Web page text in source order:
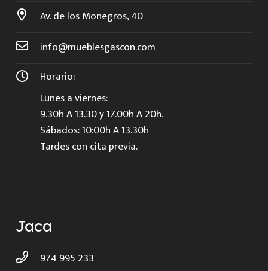
Av. de los Monegros, 40
info@mueblesgascon.com
Horario:
Lunes a viernes:
9.30h A 13.30 y 17.00h A 20h.
Sábados: 10:00h A 13.30h
Tardes con cita previa.
Jaca
974 995 233